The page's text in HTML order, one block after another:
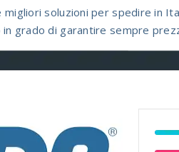
soluzioni per spedire in
in grado di garantire sempre